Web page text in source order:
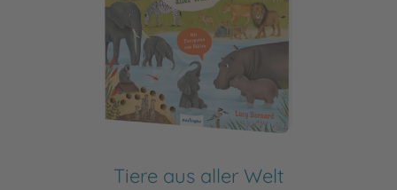
Tiere aus aller Welt